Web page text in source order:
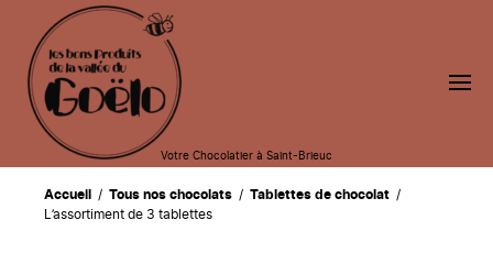
Votre Chocolatier à Saint-Brieuc
Accueil / Tous nos chocolats / Tablettes de chocolat /
L’assortiment de 3 tablettes